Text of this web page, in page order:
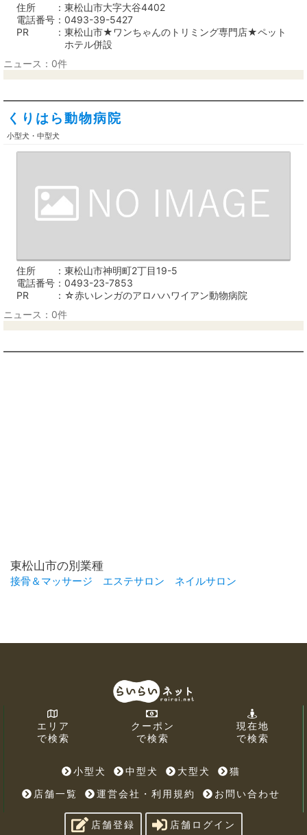
住所
東松山市大字大谷4402
電話番号
0493-39-5427
PR
東松山市★ワンちゃんのトリミング専門店★ペット
ホテル併設
ニュース：0件
くりはら動物病院
小型犬・中型犬
住所
東松山市神明町2丁目19-5
電話番号
0493-23-7853
PR
☆赤いレンガのアロハハワイアン動物病院
ニュース：0件
東松山市の別業種
接骨＆マッサージ エステサロン ネイルサロン
エリア
で検索
クーポン
で検索
現在地
で検索
小型犬 中型犬 大型犬
猫
店舗一覧
運営会社・利用規約 お問い合わせ
店舗登録 店舗ログイン